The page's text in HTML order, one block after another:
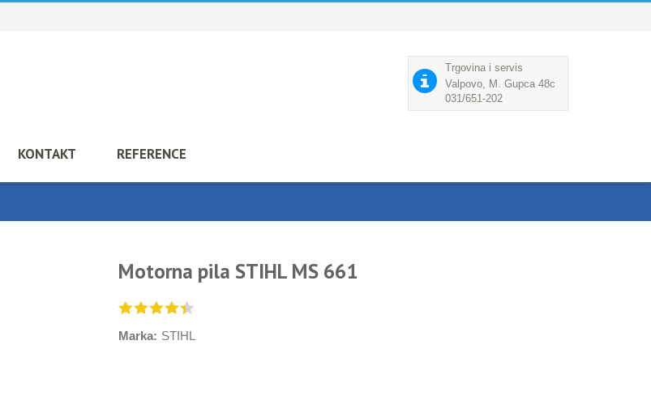
Trgovina i servis
Valpovo, M. Gupca 48c
031/651-202
KONTAKT REFERENCE
Motorna pila STIHL MS 661
Marka: STIHL